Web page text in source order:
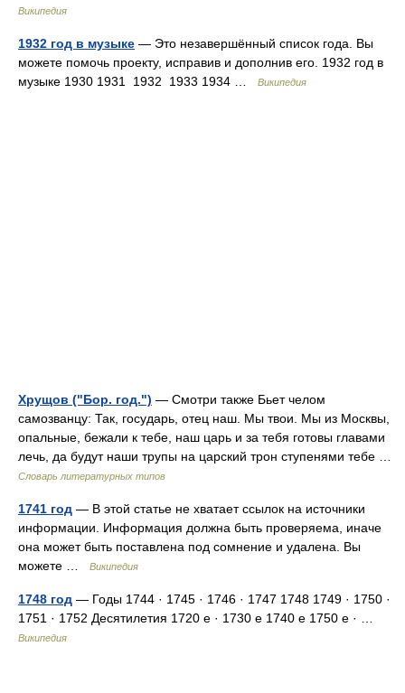
Википедия
1932 год в музыке — Это незавершённый список года. Вы
можете помочь проекту, исправив и дополнив его. 1932 год в
музыке 1930 1931 1932 1933 1934 …
Википедия
Хрущов ("Бор. год.") — Смотри также Бьет челом
самозванцу: Так, государь, отец наш. Мы твои. Мы из Москвы,
опальные, бежали к тебе, наш царь и за тебя готовы главами
лечь, да будут наши трупы на царский трон ступенями тебе …
Словарь литературных типов
1741 год — В этой статье не хватает ссылок на источники
информации. Информация должна быть проверяема, иначе
она может быть поставлена под сомнение и удалена. Вы
можете …
Википедия
1748 год — Годы 1744 · 1745 · 1746 · 1747 1748 1749 · 1750 ·
1751 · 1752 Десятилетия 1720 е · 1730 е 1740 е 1750 е · …
Википедия